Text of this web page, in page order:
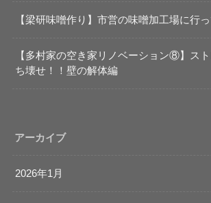
【梁研味噌作り】市営の味噌加工場に行っ
【多村家の空き家リノベーション⑧】ス
ち壊せ！！壁の解体編
アーカイブ
2026年1月